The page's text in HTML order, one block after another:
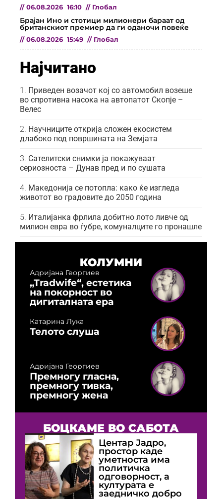
// 06.08.2026 16:10 // Глобал
Брајан Ино и стотици милионери бараат од
британскиот премиер да ги оданочи повеќе
// 06.08.2026 15:49 // Глобал
Најчитано
Приведен возачот кој со автомобил возеше
во спротивна насока на автопатот Скопје –
Велес
Научниците открија сложен екосистем
длабоко под површината на Земјата
Сателитски снимки ја покажуваат
сериозноста – Дунав пред и по сушата
Македонија се потопла: како ќе изгледа
животот во градовите до 2050 година
Италијанка фрлила добитно лото ливче од
милион евра во ѓубре, комуналците го пронашле
КОЛУМНИ
Адријана Георгиев
„Tradwife“, естетика
на покорност во
дигиталната ера
Катарина Лука
Телото слуша
Адријана Георгиев
Премногу гласна,
премногу тивка,
премногу жена
БОЦКАМЕ ВО САБОТА
Центар Јадро,
простор каде
уметноста има
политичка
одговорност, а
културата е
заедничко добро